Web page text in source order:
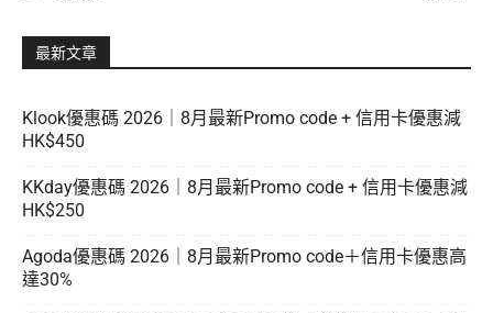
最新文章
Klook優惠碼 2026｜8月最新Promo code + 信用卡優惠減
HK$450
KKday優惠碼 2026｜8月最新Promo code + 信用卡優惠減
HK$250
Agoda優惠碼 2026｜8月最新Promo code＋信用卡優惠高
達30%